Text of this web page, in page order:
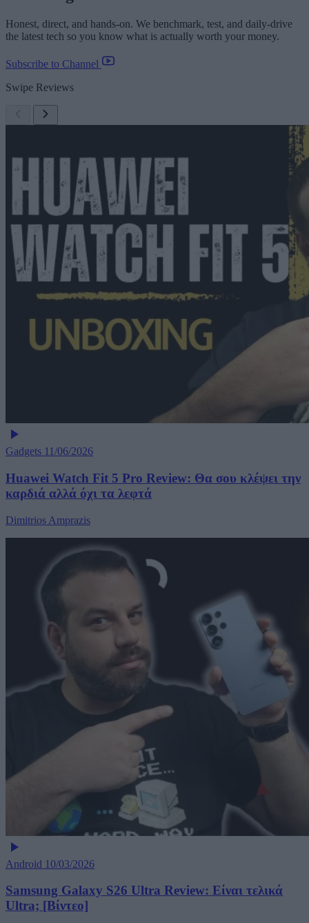
Honest, direct, and hands-on. We benchmark, test, and daily-drive
the latest tech so you know what is actually worth your money.
Subscribe to Channel
Swipe Reviews
Gadgets 11/06/2026
Huawei Watch Fit 5 Pro Review: Θα σου κλέψει την
καρδιά αλλά όχι τα λεφτά
Dimitrios Amprazis
Android 10/03/2026
Samsung Galaxy S26 Ultra Review: Είναι τελικά
Ultra; [Βίντεο]